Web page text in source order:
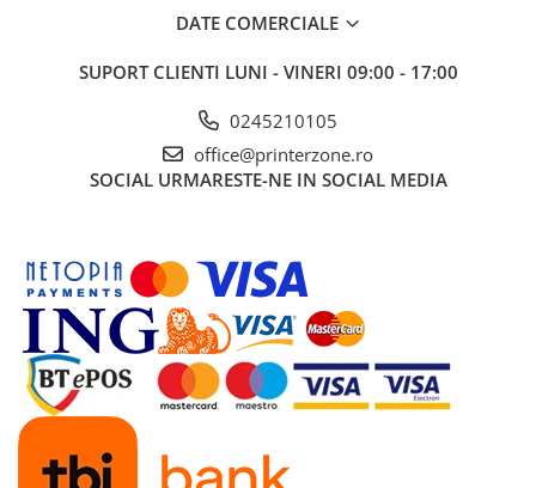
Accesorii retelistica
Servere, Storage & NAS
Servere NAS
Servere
SSD enterprise
HDD enterprise
DAS (Direct Attached Storage)
DATE COMERCIALE
SUPORT CLIENTI LUNI - VINERI 09:00 - 17:00
0245210105
office@printerzone.ro
SOCIAL URMARESTE-NE IN SOCIAL MEDIA